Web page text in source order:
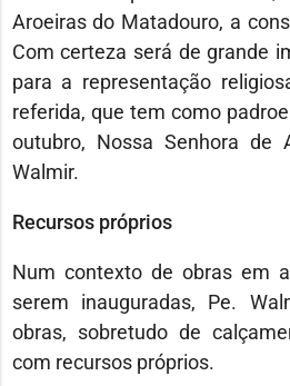
Aroeiras do Matadouro, a
Com certeza será de grande
para a representação
referida, que tem como
outubro, Nossa Senhora de
Walmir.
Recursos próprios
Num contexto de obras em
serem inauguradas, Pe.
obras, sobretudo de
com recursos próprios.